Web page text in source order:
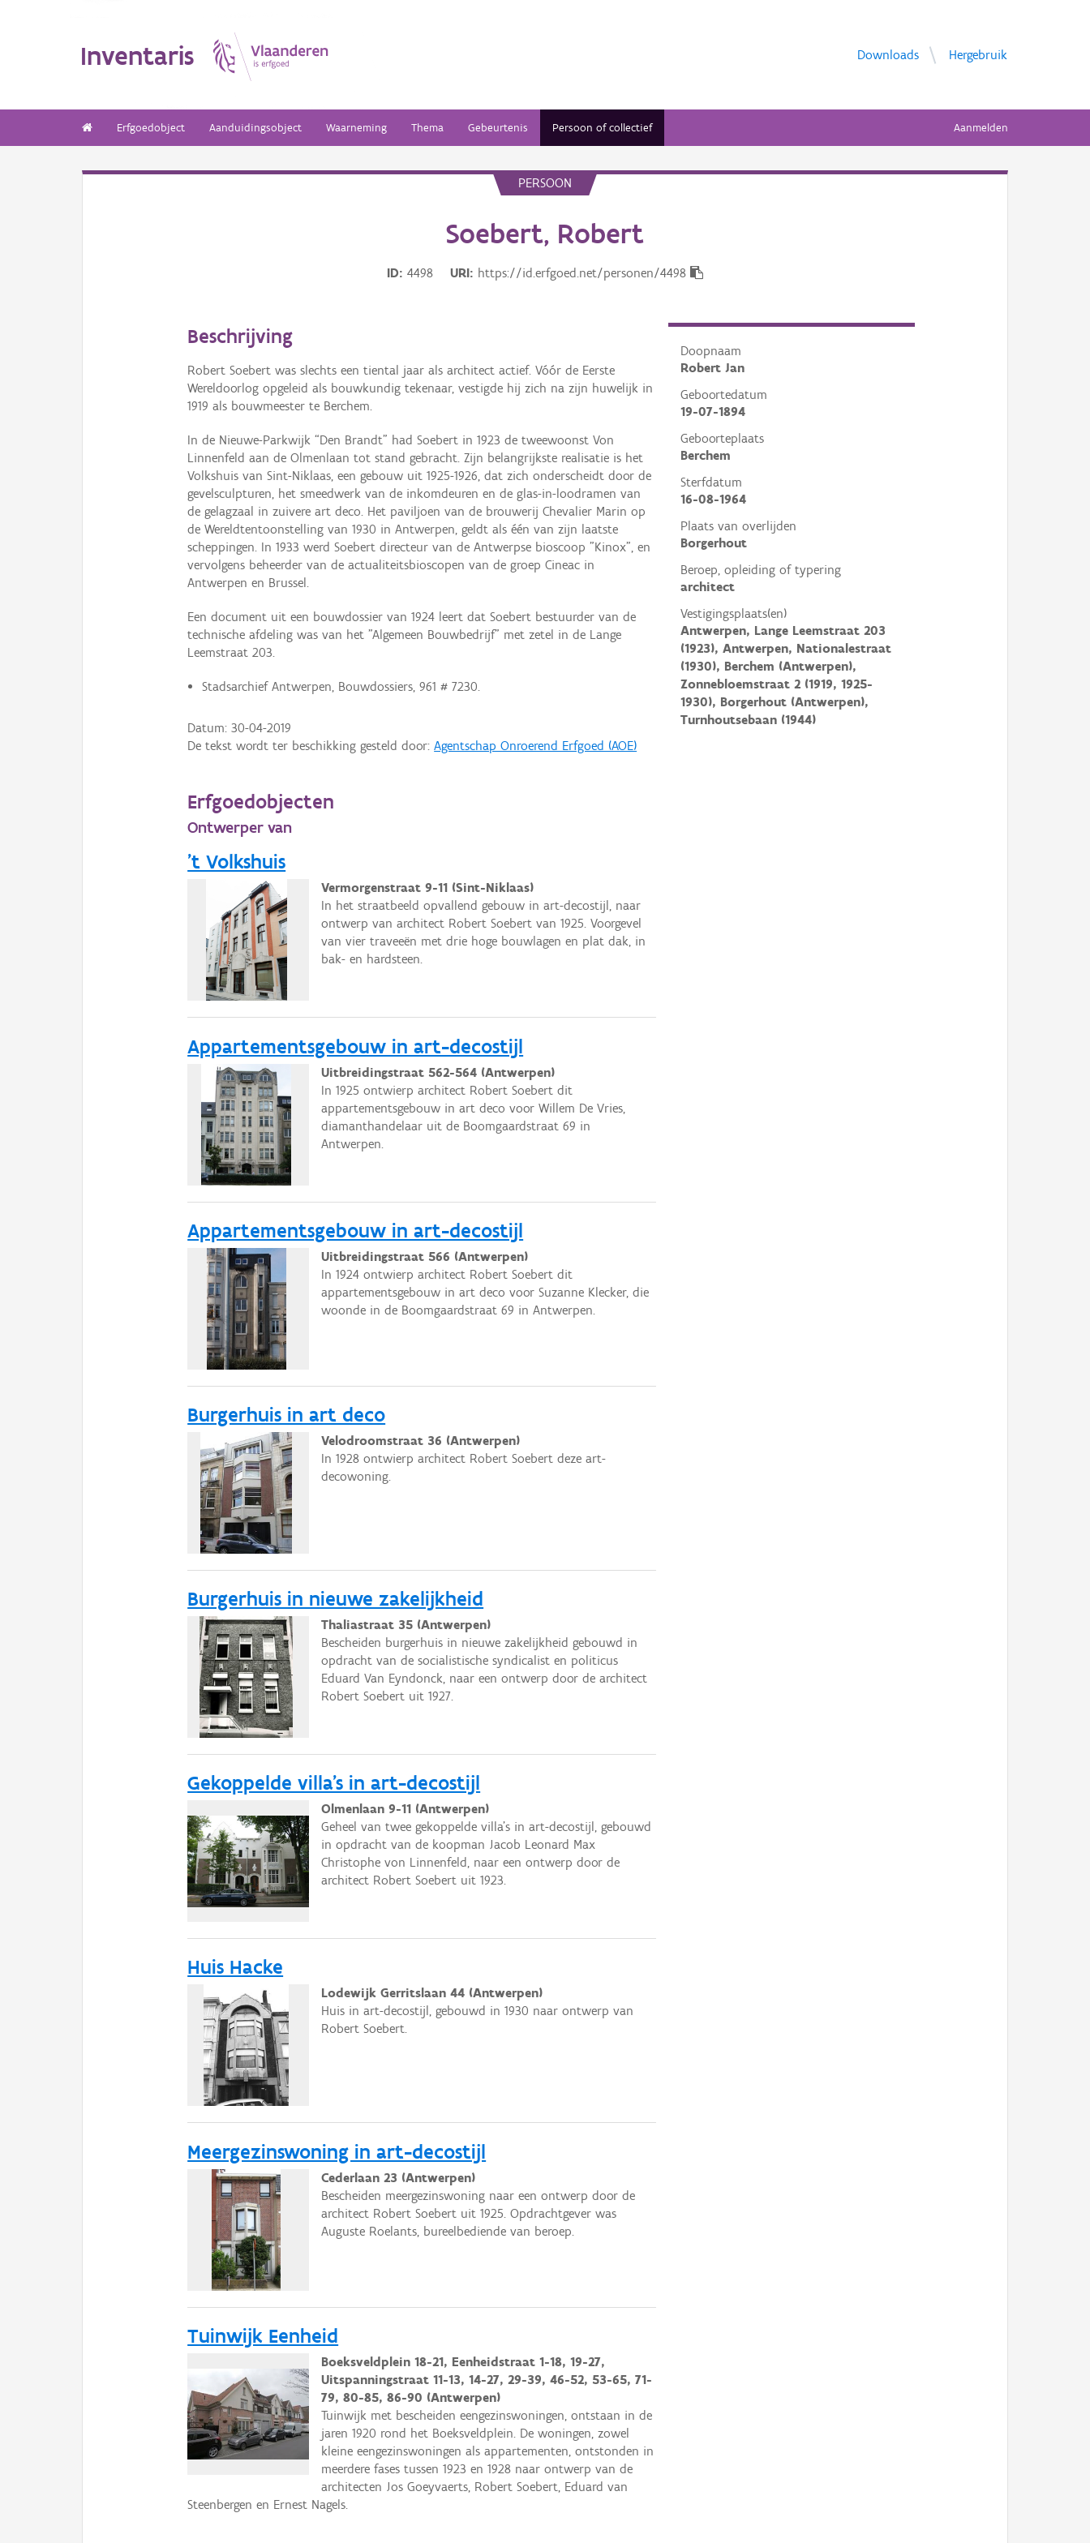
Inventaris Downloads Hergebruik
Erfgoedobject Aanduidingsobject Waarneming Thema Gebeurtenis Persoon of collectief Aanmelden
PERSOON
Soebert, Robert
ID 4498 URI https://id.erfgoed.net/personen/4498
Doopnaam
Robert Jan
Geboortedatum
19-07-1894
Geboorteplaats
Berchem
Sterfdatum
16-08-1964
Plaats van overlijden
Borgerhout
Beroep, opleiding of typering
architect
Vestigingsplaats(en)
Antwerpen, Lange Leemstraat 203
(1923), Antwerpen, Nationalestraat
(1930), Berchem (Antwerpen),
Zonnebloemstraat 2 (1919, 1925-
1930), Borgerhout (Antwerpen),
Turnhoutsebaan (1944)
Beschrijving
Robert Soebert was slechts een tiental jaar als architect actief. Vóór de Eerste
Wereldoorlog opgeleid als bouwkundig tekenaar, vestigde hij zich na zijn huwelijk in
1919 als bouwmeester te Berchem.
In de Nieuwe-Parkwijk “Den Brandt” had Soebert in 1923 de tweewoonst Von
Linnenfeld aan de Olmenlaan tot stand gebracht. Zijn belangrijkste realisatie is het
Volkshuis van Sint-Niklaas, een gebouw uit 1925-1926, dat zich onderscheidt door de
gevelsculpturen, het smeedwerk van de inkomdeuren en de glas-in-loodramen van
de gelagzaal in zuivere art deco. Het paviljoen van de brouwerij Chevalier Marin op
de Wereldtentoonstelling van 1930 in Antwerpen, geldt als één van zijn laatste
scheppingen. In 1933 werd Soebert directeur van de Antwerpse bioscoop "Kinox", en
vervolgens beheerder van de actualiteitsbioscopen van de groep Cineac in
Antwerpen en Brussel.
Een document uit een bouwdossier van 1924 leert dat Soebert bestuurder van de
technische afdeling was van het "Algemeen Bouwbedrijf" met zetel in de Lange
Leemstraat 203.
Stadsarchief Antwerpen, Bouwdossiers, 961 # 7230.
Datum:30-04-2019
De tekst wordt ter beschikking gesteld door:Agentschap Onroerend Erfgoed (AOE)
Erfgoedobjecten
Ontwerper van
't Volkshuis
Vermorgenstraat 9-11 (Sint-Niklaas)
In het straatbeeld opvallend gebouw in art-decostijl, naar
ontwerp van architect Robert Soebert van 1925. Voorgevel
van vier traveeën met drie hoge bouwlagen en plat dak, in
bak- en hardsteen.
Appartementsgebouw in art-decostijl
Uitbreidingstraat 562-564 (Antwerpen)
In 1925 ontwierp architect Robert Soebert dit
appartementsgebouw in art deco voor Willem De Vries,
diamanthandelaar uit de Boomgaardstraat 69 in
Antwerpen.
Appartementsgebouw in art-decostijl
Uitbreidingstraat 566 (Antwerpen)
In 1924 ontwierp architect Robert Soebert dit
appartementsgebouw in art deco voor Suzanne Klecker, die
woonde in de Boomgaardstraat 69 in Antwerpen.
Burgerhuis in art deco
Velodroomstraat 36 (Antwerpen)
In 1928 ontwierp architect Robert Soebert deze art-
decowoning.
Burgerhuis in nieuwe zakelijkheid
Thaliastraat 35 (Antwerpen)
Bescheiden burgerhuis in nieuwe zakelijkheid gebouwd in
opdracht van de socialistische syndicalist en politicus
Eduard Van Eyndonck, naar een ontwerp door de architect
Robert Soebert uit 1927.
Gekoppelde villa's in art-decostijl
Olmenlaan 9-11 (Antwerpen)
Geheel van twee gekoppelde villa’s in art-decostijl, gebouwd
in opdracht van de koopman Jacob Leonard Max
Christophe von Linnenfeld, naar een ontwerp door de
architect Robert Soebert uit 1923.
Huis Hacke
Lodewijk Gerritslaan 44 (Antwerpen)
Huis in art-decostijl, gebouwd in 1930 naar ontwerp van
Robert Soebert.
Meergezinswoning in art-decostijl
Cederlaan 23 (Antwerpen)
Bescheiden meergezinswoning naar een ontwerp door de
architect Robert Soebert uit 1925. Opdrachtgever was
Auguste Roelants, bureelbediende van beroep.
Tuinwijk Eenheid
Boeksveldplein 18-21, Eenheidstraat 1-18, 19-27,
Uitspanningstraat 11-13, 14-27, 29-39, 46-52, 53-65, 71-
79, 80-85, 86-90 (Antwerpen)
Tuinwijk met bescheiden eengezinswoningen, ontstaan in de
jaren 1920 rond het Boeksveldplein. De woningen, zowel
kleine eengezinswoningen als appartementen, ontstonden in
meerdere fases tussen 1923 en 1928 naar ontwerp van de
architecten Jos Goeyvaerts, Robert Soebert, Eduard van
Steenbergen en Ernest Nagels.